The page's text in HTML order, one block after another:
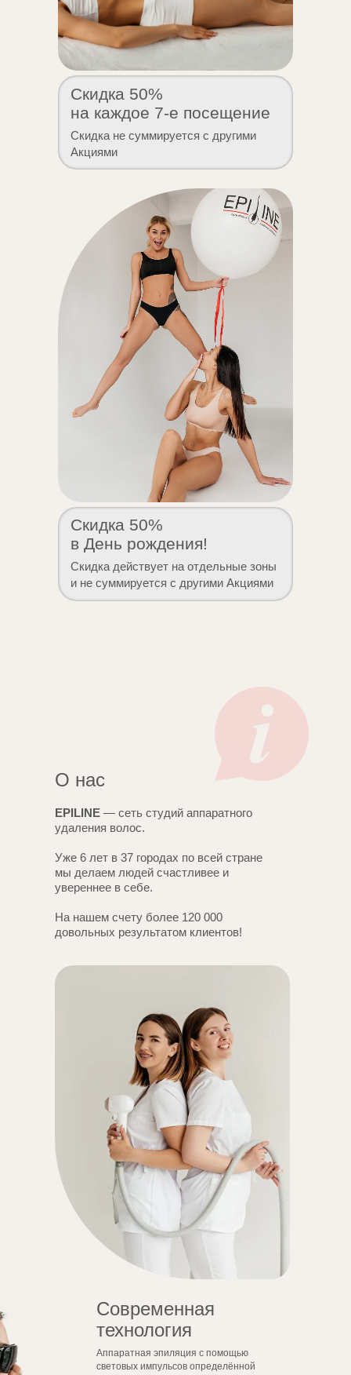
Скидка действует на отдельные зоны
и не суммируется с другими Акциями
Скидка 50%
в День рождения!
Скидка не суммируется с другими
Акциями
Скидка 50%
на каждое 7-е посещение
EPILINE — сеть студий аппаратного
удаления волос.
Уже 6 лет в 37 городах по всей стране
мы делаем людей счастливее и
увереннее в себе.
На нашем счету более 120 000
довольных результатом клиентов!
О нас
Аппаратная эпиляция с помощью
световых импульсов определённой
Современная
технология